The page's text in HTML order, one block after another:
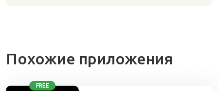
Похожие приложения
FREE